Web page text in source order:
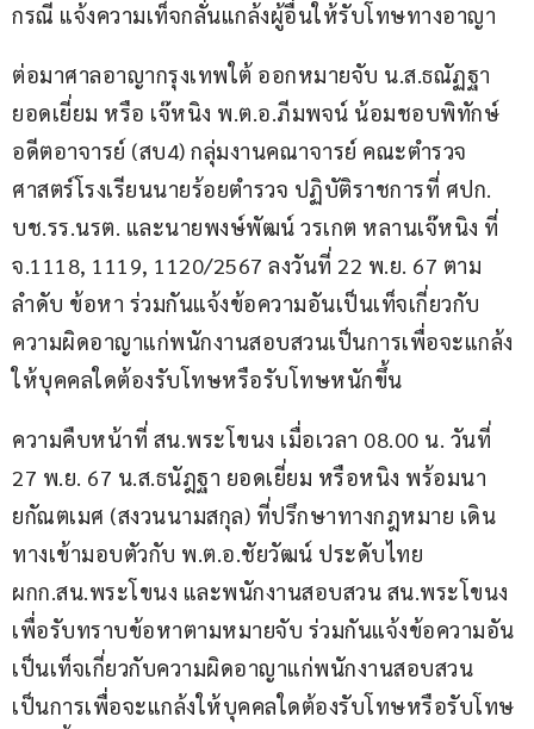
กรณี แจ้งความเท็จกลั่นแกล้งผู้อื่นให้รับโทษทางอาญา
ต่อมาศาลอาญากรุงเทพใต้ ออกหมายจับ น.ส.ธณัฏฐา
ยอดเยี่ยม หรือ เจ๊หนิง พ.ต.อ.ภีมพจน์ น้อมชอบพิทักษ์
อดีตอาจารย์ (สบ4) กลุ่มงานคณาจารย์ คณะตำรวจ
ศาสตร์โรงเรียนนายร้อยตำรวจ ปฏิบัติราชการที่ ศปก.
บช.รร.นรต. และนายพงษ์พัฒน์ วรเกต หลานเจ๊หนิง ที่
จ.1118, 1119, 1120/2567 ลงวันที่ 22 พ.ย. 67 ตาม
ลำดับ ข้อหา ร่วมกันแจ้งข้อความอันเป็นเท็จเกี่ยวกับ
ความผิดอาญาแก่พนักงานสอบสวนเป็นการเพื่อจะแกล้ง
ให้บุคคลใดต้องรับโทษหรือรับโทษหนักขึ้น
ความคืบหน้าที่ สน.พระโขนง เมื่อเวลา 08.00 น. วันที่
27 พ.ย. 67 น.ส.ธนัฎฐา ยอดเยี่ยม หรือหนิง พร้อมนา
ยกัณตเมศ (สงวนนามสกุล) ที่ปรึกษาทางกฎหมาย เดิน
ทางเข้ามอบตัวกับ พ.ต.อ.ชัยวัฒน์ ประดับไทย
ผกก.สน.พระโขนง และพนักงานสอบสวน สน.พระโขนง
เพื่อรับทราบข้อหาตามหมายจับ ร่วมกันแจ้งข้อความอัน
เป็นเท็จเกี่ยวกับความผิดอาญาแก่พนักงานสอบสวน
เป็นการเพื่อจะแกล้งให้บุคคลใดต้องรับโทษหรือรับโทษ